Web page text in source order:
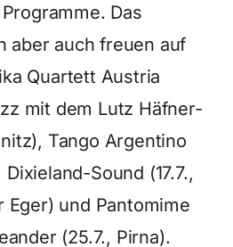
Das
aber auch freuen auf
Quartett Austria
mit dem Lutz Häfner-
Tango Argentino
Dixieland-Sound (17.7.,
Eger) und Pantomime
(25.7., Pirna).